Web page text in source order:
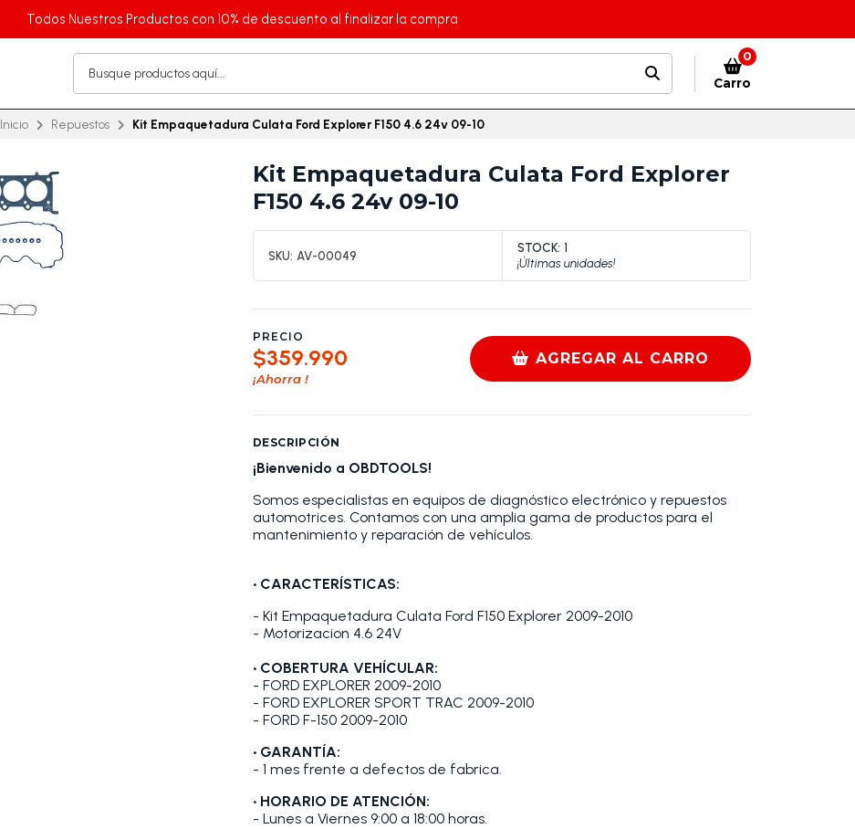
Todos Nuestros Productos con 10% de descuento al finalizar la compra
0
Carro
Inicio Repuestos Kit Empaquetadura Culata Ford Explorer F150 4.6 24v 09-10
Kit Empaquetadura Culata Ford Explorer
F150 4.6 24v 09-10
SKU: AV-00049
STOCK: 1
¡Últimas unidades!
PRECIO
$359.990
¡Ahorra !
AGREGAR AL CARRO
DESCRIPCIÓN
¡Bienvenido a OBDTOOLS!
Somos especialistas en equipos de diagnóstico electrónico y repuestos
automotrices. Contamos con una amplia gama de productos para el
mantenimiento y reparación de vehículos.
• CARACTERÍSTICAS:
- Kit Empaquetadura Culata Ford F150 Explorer 2009-2010
- Motorizacion 4.6 24V
• COBERTURA VEHÍCULAR:
- FORD EXPLORER 2009-2010
- FORD EXPLORER SPORT TRAC 2009-2010
- FORD F-150 2009-2010
• GARANTÍA:
- 1 mes frente a defectos de fabrica.
• HORARIO DE ATENCIÓN:
- Lunes a Viernes 9:00 a 18:00 horas.